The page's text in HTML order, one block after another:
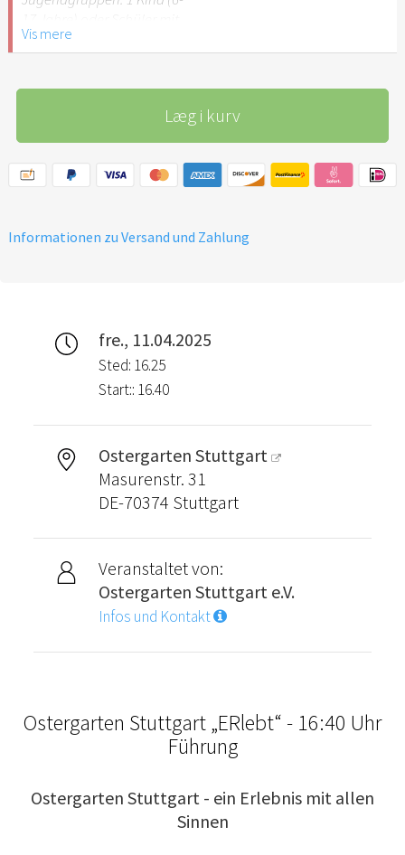
empfehlenswert.
Schülerausweis.
empfehlenswert.
Vis mere
Læg i kurv
Informationen zu Versand und Zahlung
fre., 11.04.2025
Sted: 16.25
Start:: 16.40
Ostergarten Stuttgart
Masurenstr. 31
DE-70374 Stuttgart
Veranstaltet von:
Ostergarten Stuttgart e.V.
Infos und Kontakt
Ostergarten Stuttgart „ERlebt“ - 16:40 Uhr
Führung
Ostergarten Stuttgart - ein Erlebnis mit allen
Sinnen